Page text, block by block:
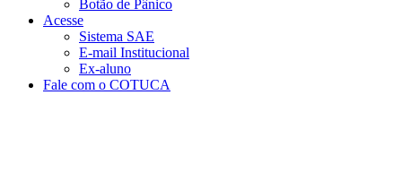
Botão de Pânico
Acesse
Sistema SAE
E-mail Institucional
Ex-aluno
Fale com o COTUCA